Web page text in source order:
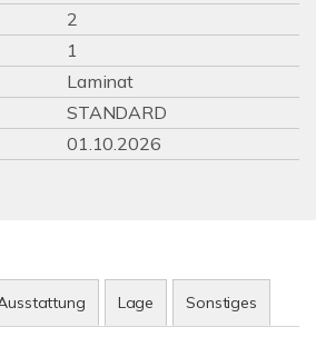
2
1
Laminat
STANDARD
01.10.2026
Lage Sonstiges